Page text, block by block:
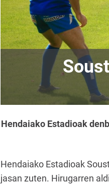
Hendaiako Estadioak
Hendaiako Estadioak
jasan zuten. Hirugarren